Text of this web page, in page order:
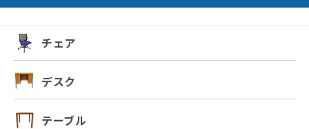
チェア
デスク
テーブル